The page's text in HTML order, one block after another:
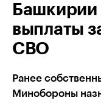
Башкирии
выплаты
СВО
Ранее
Минобороны